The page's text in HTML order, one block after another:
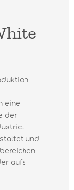
eine
der
und
aufs